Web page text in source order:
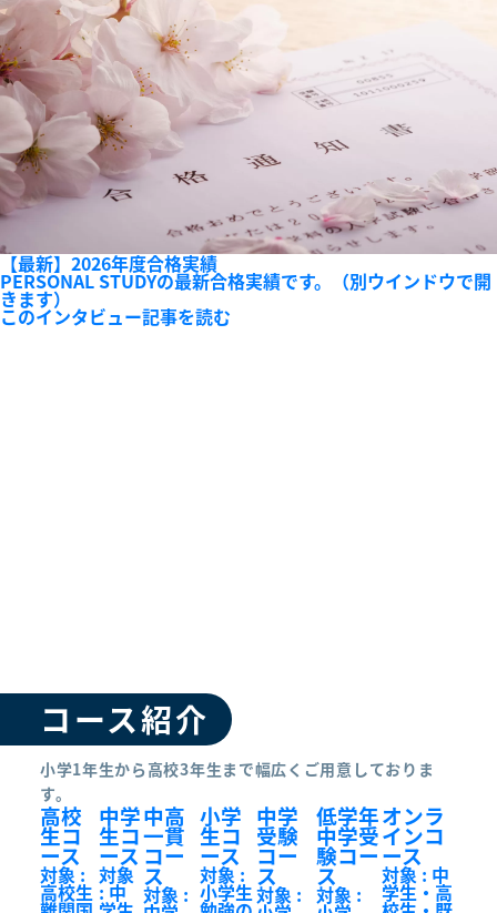
【最新】2026年度合格実績
PERSONAL STUDYの最新合格実績です。（別ウインドウで開
きます）
このインタビュー記事を読む
コース紹介
小学1年生から高校3年生まで幅広くご用意しておりま
す。
高校
生コ
ース
対象 :
高校生
中学
生コ
ース
対象
: 中
中高
一貫
コー
ス
対象 :
小学
生コ
ース
対象 :
小学生
中学
受験
コー
ス
対象 :
低学年
中学受
験コー
ス
対象 :
オンラ
インコ
ース
対象 : 中
学生・高